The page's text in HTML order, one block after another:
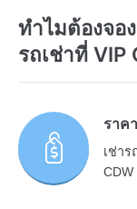
ทำไมต้องจอ
รถเช่าที่ VIP
ราค
เช่าร
CDW